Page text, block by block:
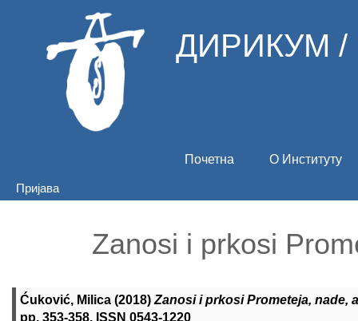
ДИРИКУМ /
Почетна О Институту
Пријава
Zanosi i prkosi
Ćuković, Milica (2018) Zanosi i prkosi Prometeja, nade,
pp. 353-358. ISSN 0543-1220